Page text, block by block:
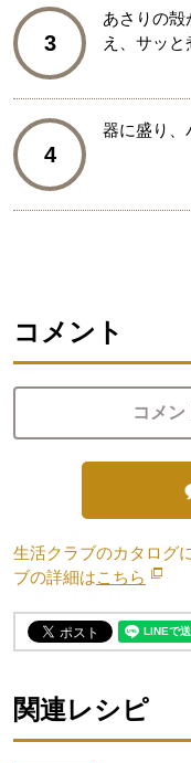
3
あさりの殻
え、サッと
4
器に盛り、
コメント
コメン
生活クラブのカタログ
ブの詳細はこちら 別の
関連レシピ